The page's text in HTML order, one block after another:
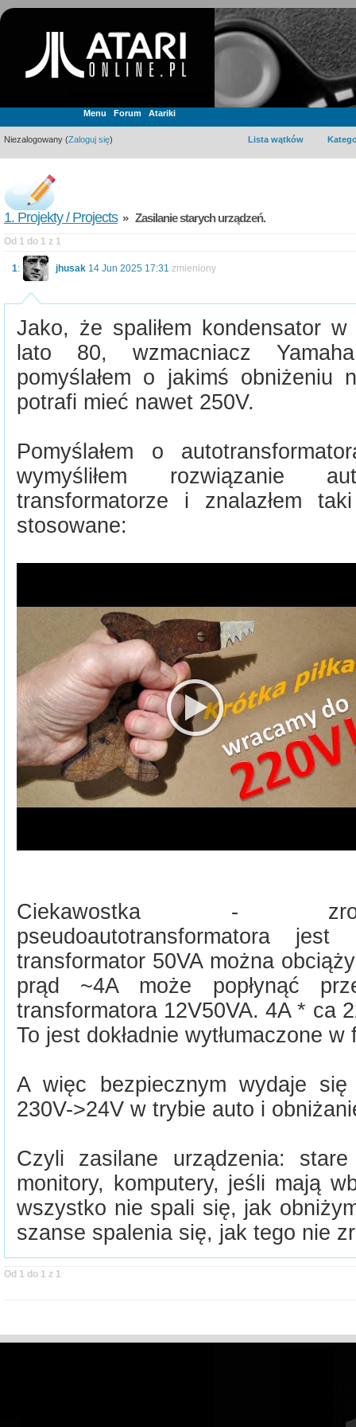
Menu Forum Atariki
Niezalogowany (Zaloguj się) Lista wątków
1. Projekty / Projects» Zasilanie starych urządzeń.
Od 1 do 1 z 1
1: jhusak 14 Jun 2025 17:31 zmieniony
Jako, że spaliłem kondensator
lato 80, wzmacniacz
pomyślałem o jakimś obniżeniu
potrafi mieć nawet 250V.
Pomyślałem o
wymyśliłem rozwiązanie
transformatorze i znalazłem
stosowane:
Ciekawostka -
pseudoautotransformatora
transformator 50VA można
prąd ~4A może popłynąć
transformatora 12V50VA. 4A * ca
To jest dokładnie wytłumaczone w
A więc bezpiecznym wydaje się
230V->24V w trybie auto i
Czyli zasilane urządzenia:
monitory, komputery, jeśli mają
wszystko nie spali się, jak
szanse spalenia się, jak tego nie
Od 1 do 1 z 1